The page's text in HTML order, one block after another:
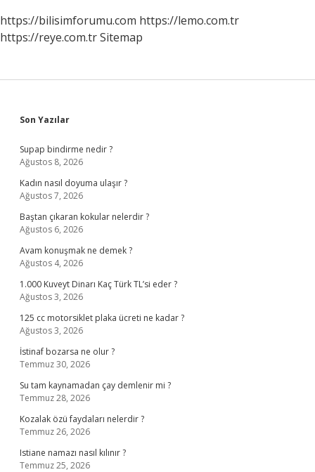
https://bilisimforumu.com https://lemo.com.tr
https://reye.com.trSitemap
Sidebar
Son Yazılar
Supap bindirme nedir ?
Ağustos 8, 2026
Kadın nasıl doyuma ulaşır ?
Ağustos 7, 2026
Baştan çıkaran kokular nelerdir ?
Ağustos 6, 2026
Avam konuşmak ne demek ?
Ağustos 4, 2026
1.000 Kuveyt Dinarı Kaç Türk TL’si eder ?
Ağustos 3, 2026
125 cc motorsiklet plaka ücreti ne kadar ?
Ağustos 3, 2026
İstinaf bozarsa ne olur ?
Temmuz 30, 2026
Su tam kaynamadan çay demlenir mi ?
Temmuz 28, 2026
Kozalak özü faydaları nelerdir ?
Temmuz 26, 2026
Istiane namazı nasıl kılınır ?
Temmuz 25, 2026